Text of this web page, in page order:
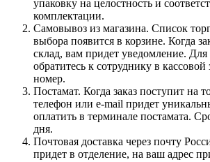
упаковку на целостность и
комплектации.
Самовывоз из магазина. Список
выбора появится в корзине. Когда
склад, вам придет уведомление. Для
обратитесь к сотруднику в кассовой
номер.
Постамат. Когда заказ поступит на
телефон или e-mail придет
оплатить в терминале постамата.
дня.
Почтовая доставка через почту
придет в отделение, на ваш адрес